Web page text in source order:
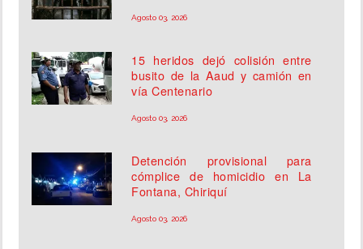
Agosto 03, 2026
15 heridos dejó colisión entre
busito de la Aaud y camión en
vía Centenario
Agosto 03, 2026
Detención provisional para
cómplice de homicidio en La
Fontana, Chiriquí
Agosto 03, 2026